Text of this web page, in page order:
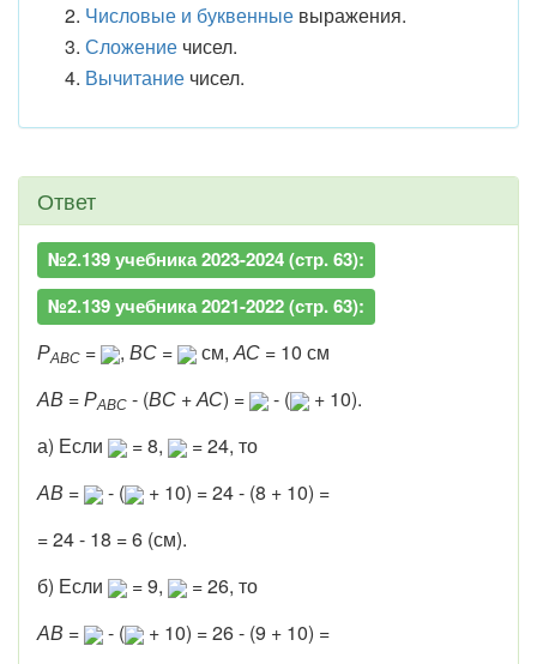
Числовые и буквенные выражения.
Сложение чисел.
Вычитание чисел.
Ответ
№2.139 учебника 2023-2024 (стр. 63):
№2.139 учебника 2021-2022 (стр. 63):
РАВС = , ВС = см,АС = 10 см
АВ =РАВС - (ВС +АС) = - (
+ 10).
а) Если
= 8,
= 24, то
АВ = - (
+ 10) = 24 - (8 + 10) =
= 24 - 18 = 6 (см).
б) Если
= 9,
= 26, то
АВ = - (
+ 10) = 26 - (9 + 10) =